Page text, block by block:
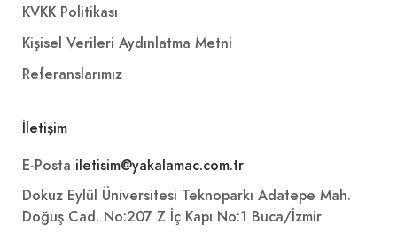
KVKK Politikası
Kişisel Verileri Aydınlatma Metni
Referanslarımız
İletişim
E-Posta iletisim@yakalamac.com.tr
Dokuz Eylül Üniversitesi Teknoparkı Adatepe Mah.
Doğuş Cad. No:207 Z İç Kapı No:1 Buca/İzmir